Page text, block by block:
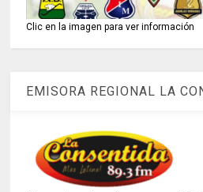
Clic en la imagen para ver información
EMISORA REGIONAL LA